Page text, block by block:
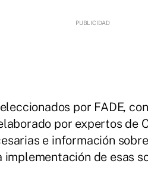
por FADE,
por expertos de
e información
de esas